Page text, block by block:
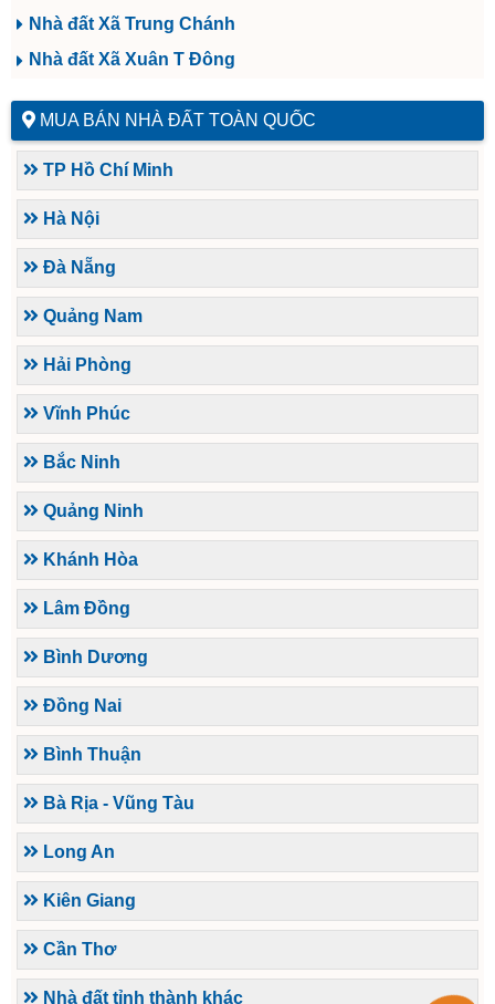
Nhà đất Xã Trung Chánh
Nhà đất Xã Xuân T Đông
MUA BÁN NHÀ ĐẤT TOÀN QUỐC
TP Hồ Chí Minh
Hà Nội
Đà Nẵng
Quảng Nam
Hải Phòng
Vĩnh Phúc
Bắc Ninh
Quảng Ninh
Khánh Hòa
Lâm Đồng
Bình Dương
Đồng Nai
Bình Thuận
Bà Rịa - Vũng Tàu
Long An
Kiên Giang
Cần Thơ
Nhà đất tỉnh thành khác